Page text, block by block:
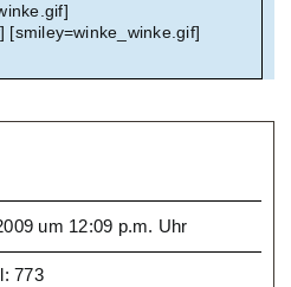
[smiley=winke_winke.gif]
um 12:09 p.m. Uhr
773